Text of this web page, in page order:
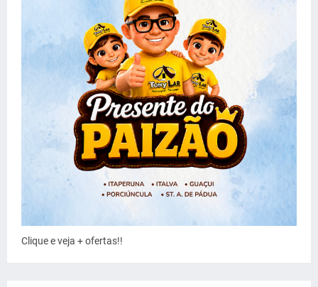
Clique e veja + ofertas!!